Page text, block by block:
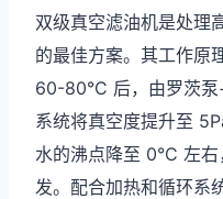
双级真空滤油机是处理
的最佳方案。其工作原
60-80°C 后，由罗茨
系统将真空度提升至
水的沸点降至 0°C 左
发。配合加热和循环系